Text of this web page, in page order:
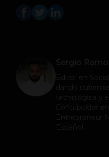
Sergio
Editor en
dando
tecnológica y
Contribuidor
Entrepreneur
Español.